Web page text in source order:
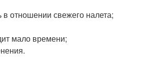
отношении свежего налета;
мало времени;